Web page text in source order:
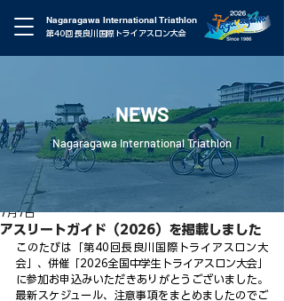
Nagaragawa International Triathlon
第40回 長良川国際トライアスロン大会
アスリートガイド（2026）を掲載しました
7月7日
このたびは「第40回長良川国際トライアスロン大
会」、併催「2026全国中学生トライアスロン大会」
に参加お申込みいただきありがとうございました。
最新スケジュール、注意事項をまとめましたのでご
NEWS
Nagaragawa International Triathlon